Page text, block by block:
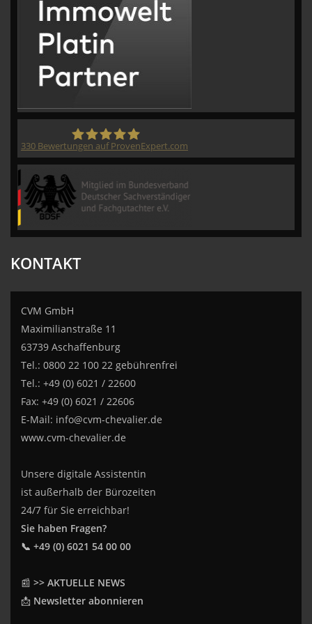
330 Bewertungen auf ProvenExpert.com
KONTAKT
CVM GmbH
Maximilianstraße 11
63739 Aschaffenburg
Tel.: 0800 22 100 22 gebührenfrei
Tel.: +49 (0) 6021 / 22600
Fax: +49 (0) 6021 / 22606
E-Mail: info@cvm-chevalier.de
www.cvm-chevalier.de
Unsere digitale Assistentin
ist außerhalb der Bürozeiten
24/7 für Sie erreichbar!
Sie haben Fragen?
📞 +49 (0) 6021 54 00 00
📰 >> AKTUELLE NEWS
📩 Newsletter abonnieren